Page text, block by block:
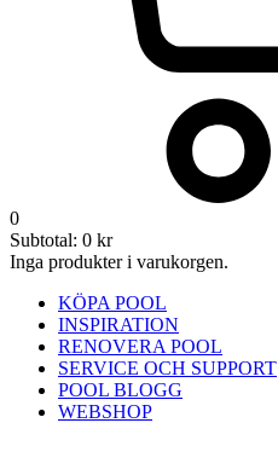
0
Subtotal: 0 kr
Inga produkter i varukorgen.
KÖPA POOL
INSPIRATION
RENOVERA POOL
SERVICE OCH SUPPORT
POOL BLOGG
WEBSHOP